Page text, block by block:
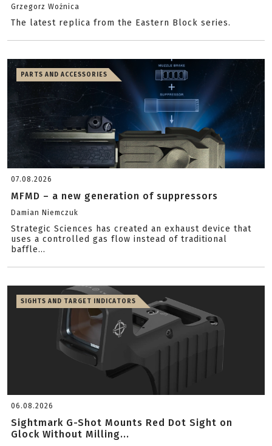
Grzegorz Woźnica
The latest replica from the Eastern Block series.
PARTS AND ACCESSORIES
07.08.2026
MFMD – a new generation of suppressors
Damian Niemczuk
Strategic Sciences has created an exhaust device that
uses a controlled gas flow instead of traditional
baffle...
SIGHTS AND TARGET INDICATORS
06.08.2026
Sightmark G-Shot Mounts Red Dot Sight on
Glock Without Milling...